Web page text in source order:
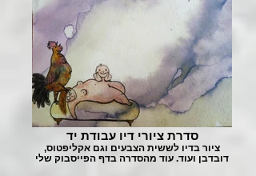
סדרת ציורי דיו עבודת יד
ציור בדיו לששית הצבעים וגם אקליפטוס,
דובדבן ועוד. עוד מהסדרה בדף הפייסבוק שלי